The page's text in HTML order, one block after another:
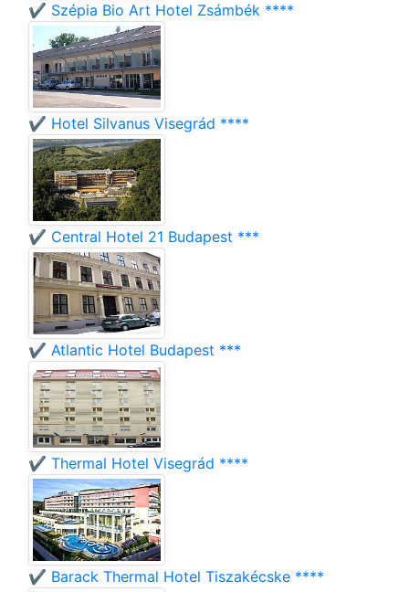
✔️ Szépia Bio Art Hotel Zsámbék ****
✔️ Hotel Silvanus Visegrád ****
✔️ Central Hotel 21 Budapest ***
✔️ Atlantic Hotel Budapest ***
✔️ Thermal Hotel Visegrád ****
✔️ Barack Thermal Hotel Tiszakécske ****